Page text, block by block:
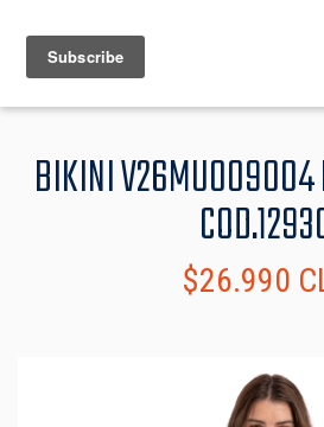
MENU
BIKINI V26MU009004
$26.990